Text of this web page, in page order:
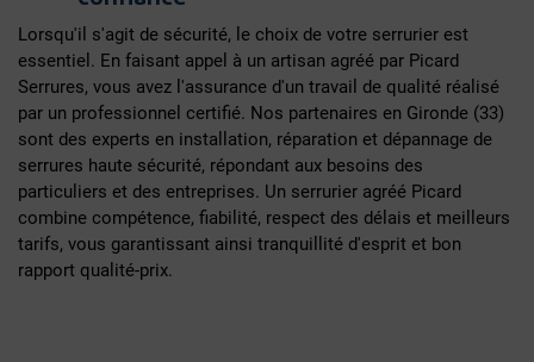
Lorsqu'il s'agit de sécurité, le choix de votre serrurier est
essentiel. En faisant appel à un artisan agréé par Picard
Serrures, vous avez l'assurance d'un travail de qualité réalisé
par un professionnel certifié. Nos partenaires en Gironde (33)
sont des experts en installation, réparation et dépannage de
serrures haute sécurité, répondant aux besoins des
particuliers et des entreprises. Un serrurier agréé Picard
combine compétence, fiabilité, respect des délais et meilleurs
tarifs, vous garantissant ainsi tranquillité d'esprit et bon
rapport qualité-prix.